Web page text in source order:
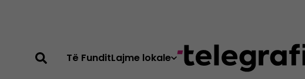
Të FunditLajme lokale